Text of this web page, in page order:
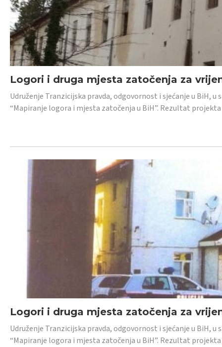
Logori i druga mjesta zatočenja za
Udruženje Tranzicijska pravda, odgovornost i sjećanje u BiH,
“Mapiranje logora i mjesta zatočenja u BiH”. Rezultat
Logori i druga mjesta zatočenja za
Udruženje Tranzicijska pravda, odgovornost i sjećanje u BiH,
“Mapiranje logora i mjesta zatočenja u BiH”. Rezultat